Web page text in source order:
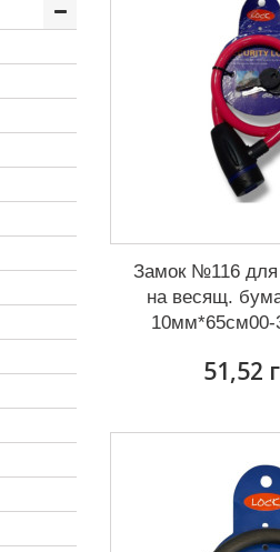
Замок №116 для
на весящ.
10мм*65см00-
51,52